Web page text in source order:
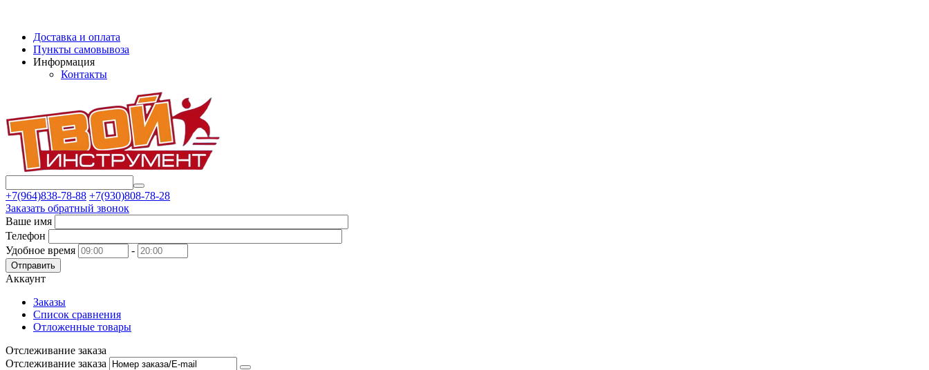
Доставка и оплата
Пункты самовывоза
Информация
Контакты
+7(964)838-78-88 +7(930)808-78-28
Заказать обратный звонок
Ваше имя
Телефон
Удобное время
-
Отправить
Аккаунт
Заказы
Список сравнения
Отложенные товары
Отслеживание заказа
Отслеживание заказа